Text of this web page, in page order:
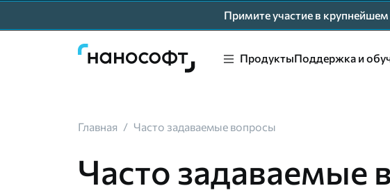
Примите участие в
ПродуктыПоддержка и
Главная / Часто задаваемые вопросы
Часто задаваемые